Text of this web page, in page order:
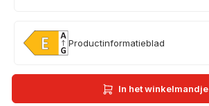
Productinformatieblad
In het winkelmandje